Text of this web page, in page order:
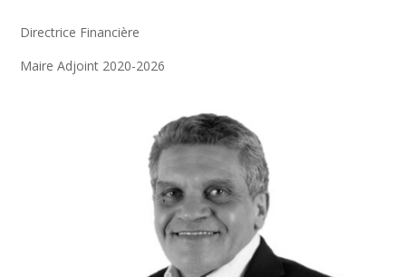
Directrice Financière
Maire Adjoint 2020-2026